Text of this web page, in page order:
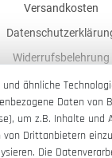
Versandkosten
Widerrufsbelehrung
AGB
Impressum
ähnliche
Daten von
um z.B. Inhalte und
von Drittanbietern
Die